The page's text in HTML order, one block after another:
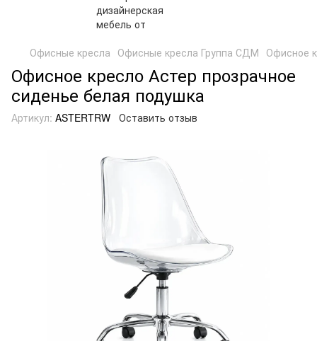
Офисные кресла Офисные кресла Группа СДМ Офисное
Офисное кресло Астер прозрачное
сиденье белая подушка
Артикул: ASTERTRW Оставить отзыв